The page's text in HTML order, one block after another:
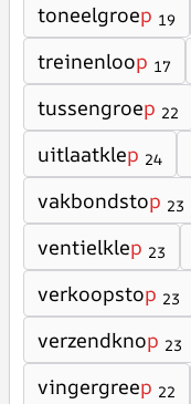
toneelgroep 19
treinenloop 17
tussengroep 22
uitlaatklep 24
vakbondstop 23
ventielklep 23
verkoopstop 23
verzendknop 23
vingergreep 22